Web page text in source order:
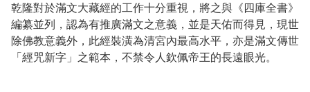
乾隆對於滿文大藏經的工作十分重視，將之與《四庫全書》
編纂並列，認為有推廣滿文之意義，並是天佑而得見，現世
除佛教意義外，此經裝潢為清宮內最高水平，亦是滿文傳世
「經咒新字」之範本，不禁令人欽佩帝王的長遠眼光。